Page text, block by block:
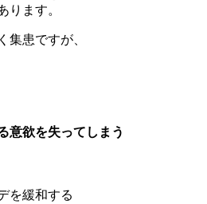
ります。
集患ですが、
意欲を失ってしまう
を緩和する